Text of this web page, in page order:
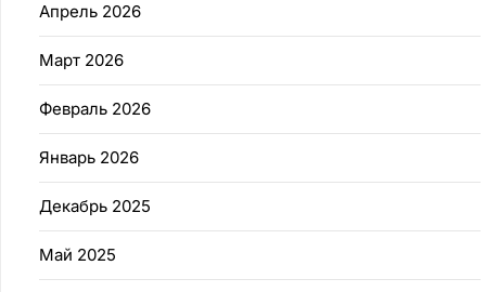
Апрель 2026
Март 2026
Февраль 2026
Январь 2026
Декабрь 2025
Май 2025